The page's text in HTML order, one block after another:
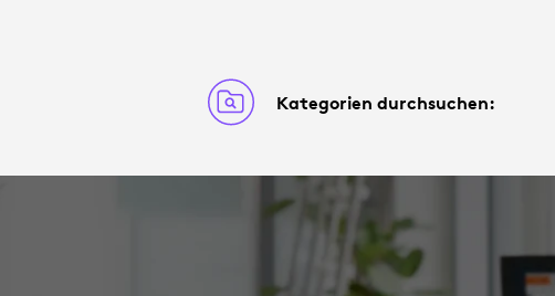
Kategorien durchsuchen: